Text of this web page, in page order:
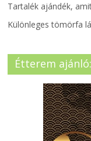
Tartalék ajándék,
Különleges tömörfa
Étterem ajánló: